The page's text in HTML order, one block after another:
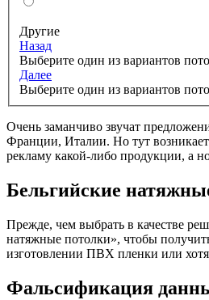
Другие
Назад
Выберите один из вариантов
Далее
Выберите один из вариантов
Очень заманчиво звучат
Франции, Италии. Но тут
рекламу какой-либо продукции, а
Бельгийские
Прежде, чем выбрать в качестве
натяжные потолки», чтобы
изготовлении ПВХ пленки или
Фальсификация